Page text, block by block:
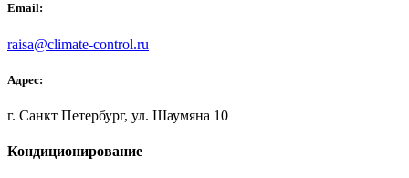
Email:
raisa@climate-control.ru
Адрес:
г. Санкт Петербург, ул. Шаумяна 10
Кондиционирование